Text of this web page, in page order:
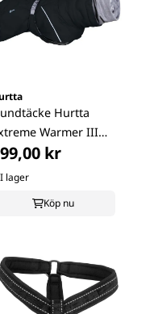
Hurtta
Warmer III
Ravenkr
I lager
Köp nu